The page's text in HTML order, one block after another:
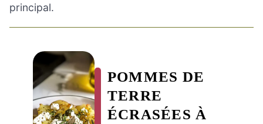
principal.
POMMES DE
TERRE
ÉCRASÉES À